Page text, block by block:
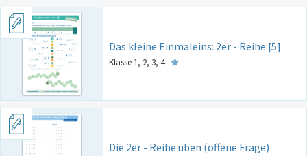
Das kleine Einmaleins: 2er - Reihe [5]
Klasse 1, 2, 3, 4
Die 2er - Reihe üben (offene Frage)